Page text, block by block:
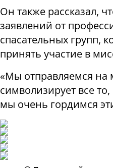
Он также рассказал,
заявлений от
спасательных групп,
принять участие в
«Мы отправляемся на
символизирует все
мы очень гордимся